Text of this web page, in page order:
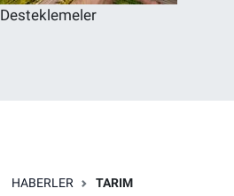
Desteklemeler
HABERLER TARIM